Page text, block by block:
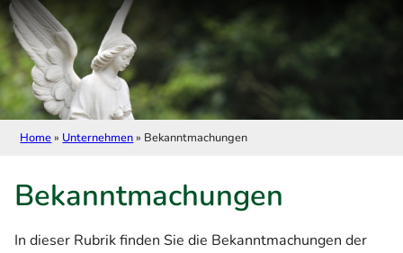
Home» Unternehmen» Bekanntmachungen
Bekanntmachungen
In dieser Rubrik finden Sie die Bekanntmachungen der